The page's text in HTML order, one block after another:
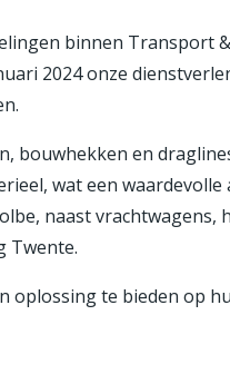
binnen Transport
2024 onze
bouwhekken en
wat een
, naast vrachtwagens,
Twente.
oplossing te bieden op